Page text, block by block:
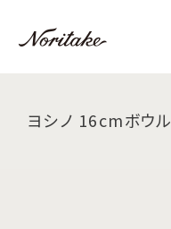
ヨシノ 16cmボウル